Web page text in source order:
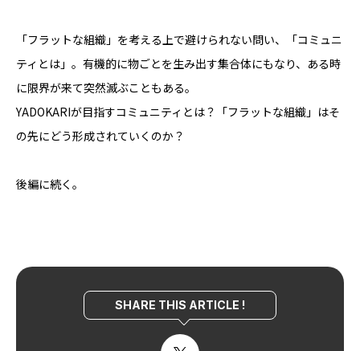
「フラットな組織」を考える上で避けられない問い、「コミュニ
ティとは」。有機的に物ごとを生み出す集合体にもなり、ある時
に限界が来て突然滅ぶこともある。
YADOKARIが目指すコミュニティとは？「フラットな組織」はそ
の先にどう形成されていくのか？
後編に続く。
SHARE THIS ARTICLE !